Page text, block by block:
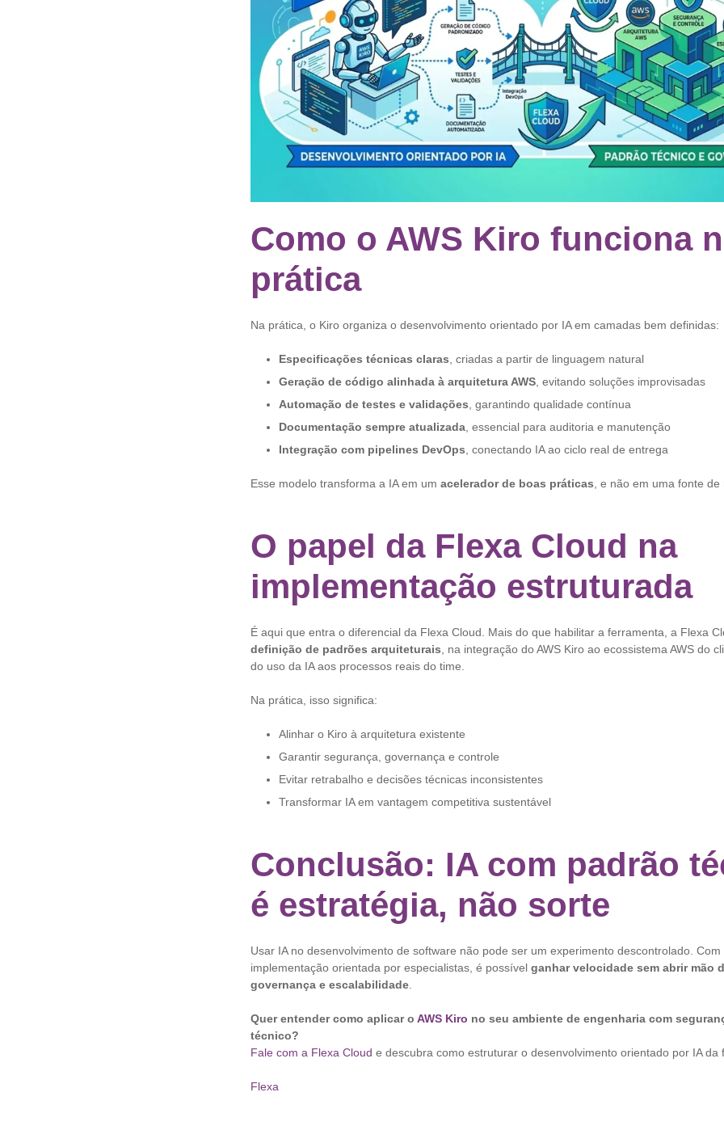
Como o AWS Kiro funciona
prática
Na prática, o Kiro organiza o desenvolvimento orientado por IA em camadas bem definidas:
Especificações técnicas claras, criadas a partir de linguagem natural
Geração de código alinhada à arquitetura AWS, evitando soluções improvisadas
Automação de testes e validações, garantindo qualidade contínua
Documentação sempre atualizada, essencial para auditoria e manutenção
Integração com pipelines DevOps, conectando IA ao ciclo real de entrega
Esse modelo transforma a IA em um acelerador de boas práticas, e não em uma fonte de
O papel da Flexa Cloud na
implementação estruturada
É aqui que entra o diferencial da Flexa Cloud. Mais do que habilitar a ferramenta, a Flexa
definição de padrões arquiteturais, na integração do AWS Kiro ao ecossistema AWS do
do uso da IA aos processos reais do time.
Na prática, isso significa:
Alinhar o Kiro à arquitetura existente
Garantir segurança, governança e controle
Evitar retrabalho e decisões técnicas inconsistentes
Transformar IA em vantagem competitiva sustentável
Conclusão: IA com padrão
é estratégia, não sorte
Usar IA no desenvolvimento de software não pode ser um experimento descontrolado. Com
implementação orientada por especialistas, é possível ganhar velocidade sem abrir mão
governança e escalabilidade.
Quer entender como aplicar o AWS Kiro no seu ambiente de engenharia com
técnico?
Fale com a Flexa Cloud e descubra como estruturar o desenvolvimento orientado por IA da
Flexa